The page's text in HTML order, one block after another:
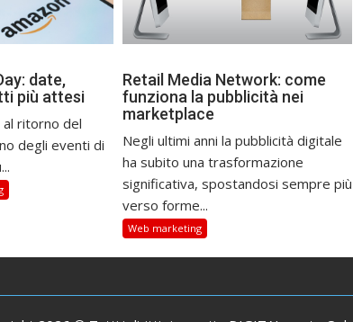
date,
più attesi
ritorno del
degli eventi di
Retail Media Network: come
funziona la pubblicità nei
marketplace
Negli ultimi anni la pubblicità digitale
ha subito una trasformazione
significativa, spostandosi sempre più
verso forme...
Web marketing